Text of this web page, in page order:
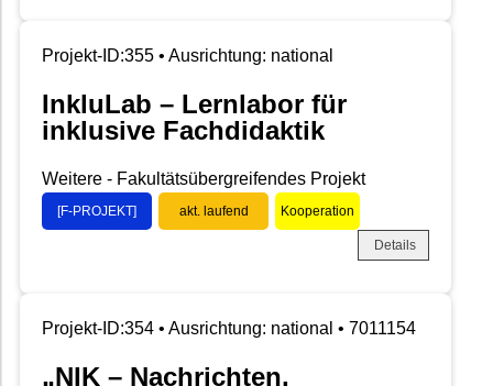
Projekt-ID:355 • Ausrichtung: national
InkluLab – Lernlabor für
inklusive Fachdidaktik
Weitere - Fakultätsübergreifendes Projekt
[F-PROJEKT] akt. laufend Kooperation
Details
Projekt-ID:354 • Ausrichtung: national • 7011154
„NIK – Nachrichten,